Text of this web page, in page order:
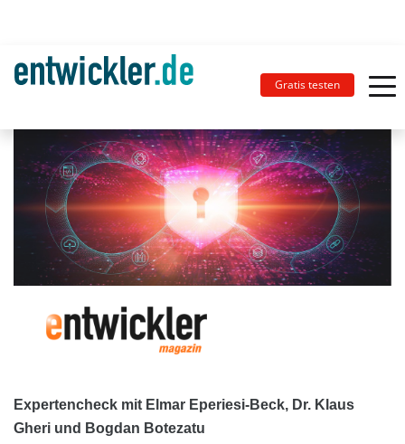
Gratis testen
Expertencheck mit Elmar Eperiesi-Beck, Dr. Klaus
Gheri und Bogdan Botezatu